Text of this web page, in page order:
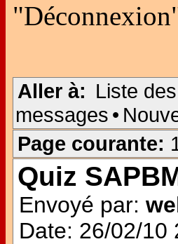
Aller à: Liste
messages •
Page courante:
Quiz
Envoyé par:
Date: 26/02/10